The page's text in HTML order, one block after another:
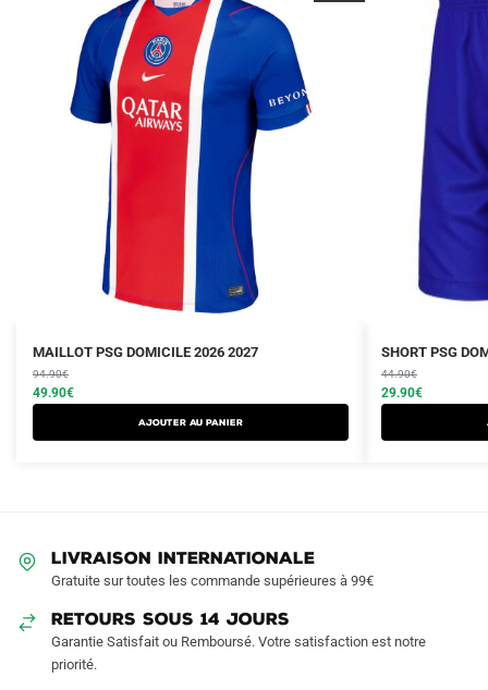
MAILLOT PSG DOMICILE 2026 2027
94.90€
Le
prix
initial
était :
49.90€
Le
prix
actuel
est :
AJOUTER AU PANIER
Ce
produit
a
être
choisies
sur
page
SHORT PSG
44.90€
Le
prix
initial
était :
29.90€
Le
prix
actuel
est :
Ce
produit
a
la
LIVRAISON INTERNATIONALE
Gratuite sur toutes les commande supérieures à 99€
RETOURS SOUS 14 JOURS
Garantie Satisfait ou Remboursé. Votre satisfaction est notre
priorité.